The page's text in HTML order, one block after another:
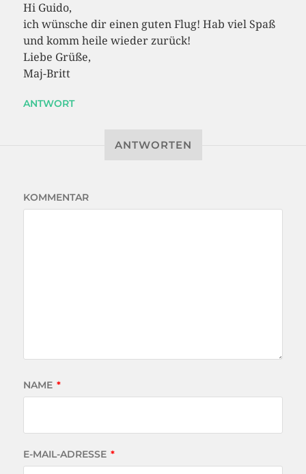
Hi Guido,
ich wünsche dir einen guten Flug! Hab viel Spaß
und komm heile wieder zurück!
Liebe Grüße,
Maj-Britt
ANTWORT
ANTWORTEN
KOMMENTAR
NAME *
E-MAIL-ADRESSE *